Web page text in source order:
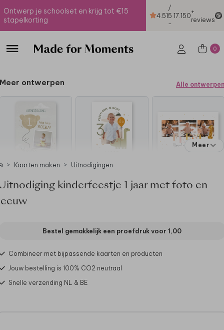
Ontwerp je schoolset en krijg tot €15
stapelkorting
4.51
/
5
-
17.150+
reviews
0
Meer ontwerpen Alle ontwerpen
Meer
Kaarten maken Uitnodigingen
kinderfeestje 1 jaar met foto en
Bestel gemakkelijk een proefdruk voor 1,00
Combineer met bijpassende kaarten en producten
Jouw bestelling is 100% CO2 neutraal
Snelle verzending NL & BE